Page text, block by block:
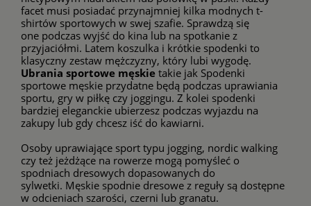
facet musi posiadać przynajmniej kilka modnych t-
shirtów sportowych w swej szafie. Sprawdzą się
one podczas wyjść do kina lub na spotkanie z
przyjaciółmi. Latem koszulka i krótkie spodenki to
klasyczny zestaw mężczyzny, który lubi wygodę.
Ubrania sportowe męskie takie jak Spodenki
sportowe męskie przydatne będą podczas uprawiania
sportu, gry w piłkę czy joggingu. Z kolei spodenki
bardziej eleganckie ubierzesz podczas wyjazdu na
zakupy lub gdy chcesz iść do kawiarni.
Osoby uprawiające sport typu jogging, nordic walking
czy też jeżdżące na rowerze mogą pomyśleć o
spodniach dresowych dopasowanych do
sylwetki. Męskie spodnie dresowe z reguły są dostępne
w odcieniach szarości, czerni lub granatu.